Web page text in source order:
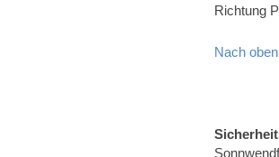
Richtung
Nach oben